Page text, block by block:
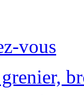
vous